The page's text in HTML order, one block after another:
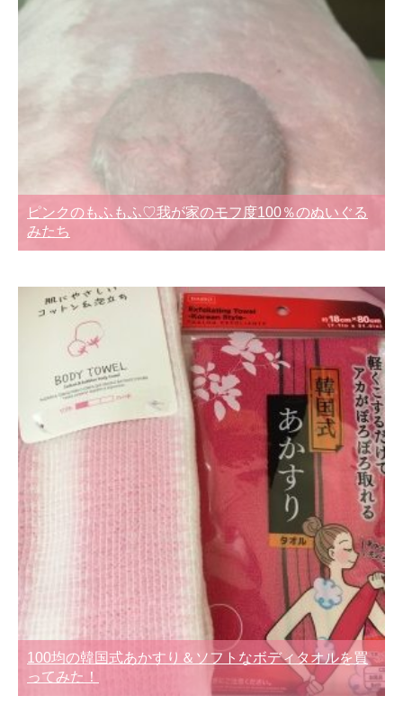
ピンクのもふもふ♡我が家のモフ度100％のぬいぐる
みたち
100均の韓国式あかすり＆ソフトなボディタオルを買
ってみた！